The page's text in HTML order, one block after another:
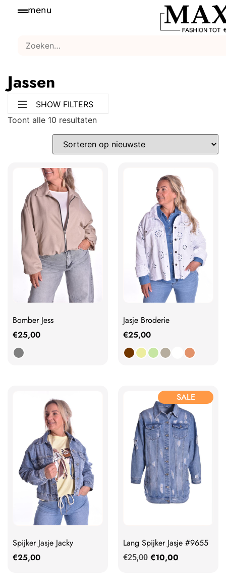
menu
Jassen
SHOW FILTERS
Toont alle 10 resultaten
Bomber Jess
€25,00
Jasje Broderie
€25,00
Spijker Jasje Jacky
€25,00
SALE
Lang Spijker Jasje #9655
€25,00 €10,00